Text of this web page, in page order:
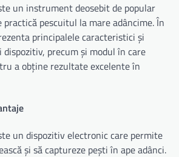
un instrument deosebit de popular
pescuitul la mare adâncime. În
principalele caracteristici și
precum și modul în care
a obține rezultate excelente în
un dispozitiv electronic care permite
și să captureze pești în ape adânci.